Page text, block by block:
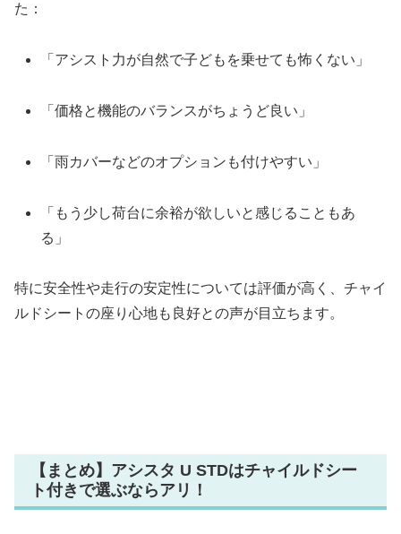
た：
「アシスト力が自然で子どもを乗せても怖くない」
「価格と機能のバランスがちょうど良い」
「雨カバーなどのオプションも付けやすい」
「もう少し荷台に余裕が欲しいと感じることもあ
る」
特に安全性や走行の安定性については評価が高く、チャイ
ルドシートの座り心地も良好との声が目立ちます。
【まとめ】アシスタ U STDはチャイルドシー
ト付きで選ぶならアリ！